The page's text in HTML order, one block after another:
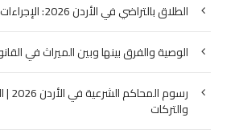
الطلاق بالتراضي في الأردن 2026: الإجراءات والحقوق والعدة
الوصية والفرق بينها وبين الميراث في
والتركات